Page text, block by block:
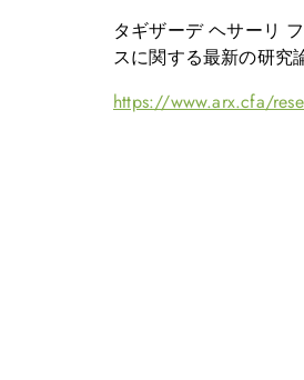
タギザーデ ヘサーリ
スに関する最新の研究
https://www.arx.cfa/